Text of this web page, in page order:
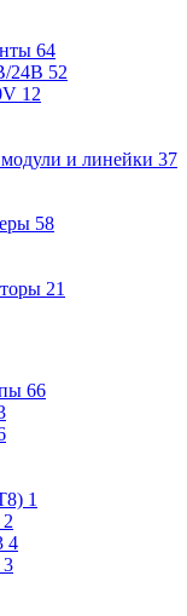
64
24В 52
12
и линейки 37
58
21
66
1
2
4
3